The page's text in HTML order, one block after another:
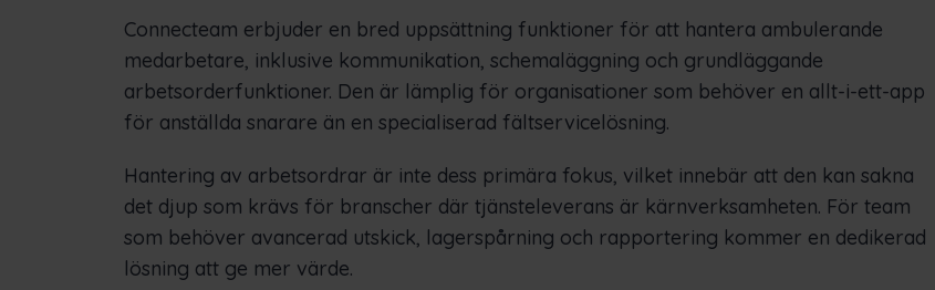
Connecteam erbjuder en bred uppsättning funktioner för att hantera ambulerande
medarbetare, inklusive kommunikation, schemaläggning och grundläggande
arbetsorderfunktioner. Den är lämplig för organisationer som behöver en allt-i-ett-app
för anställda snarare än en specialiserad fältservicelösning.
Hantering av arbetsordrar är inte dess primära fokus, vilket innebär att den kan sakna
det djup som krävs för branscher där tjänsteleverans är kärnverksamheten. För team
som behöver avancerad utskick, lagerspårning och rapportering kommer en dedikerad
lösning att ge mer värde.